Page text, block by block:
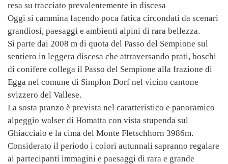
resa su tracciato prevalentemente in discesa
Oggi si cammina facendo poca fatica circondati da scenari
grandiosi, paesaggi e ambienti alpini di rara bellezza.
Si parte dai 2008 m di quota del Passo del Sempione sul
sentiero in leggera discesa che attraversando prati, boschi
di conifere collega il Passo del Sempione alla frazione di
Egga nel comune di Simplon Dorf nel vicino cantone
svizzero del Vallese.
La sosta pranzo è prevista nel caratteristico e panoramico
alpeggio walser di Homatta con vista stupenda sul
Ghiacciaio e la cima del Monte Fletschhorn 3986m.
Considerato il periodo i colori autunnali sapranno regalare
ai partecipanti immagini e paesaggi di rara e grande